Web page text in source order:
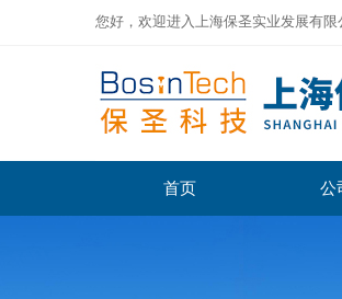
您好，欢迎进入上海保圣实业发展有限
首页 公